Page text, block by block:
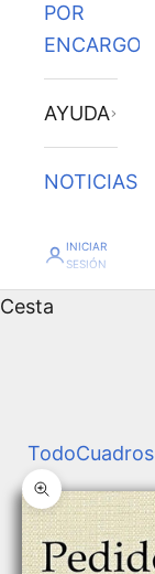
POR
ENCARGO
AYUDA
NOTICIAS
INICIAR
SESIÓN
Cesta
TodoCuadros
Zoom